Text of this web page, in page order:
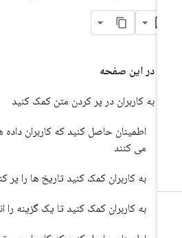
در این صفحه
به کاربران در پر کردن متن کمک کنید
اطمینان حاصل کنید که کاربران داده ها
می کنند
به کاربران کمک کنید تاریخ ها را پر کنند
به کاربران کمک کنید تا یک گزینه را